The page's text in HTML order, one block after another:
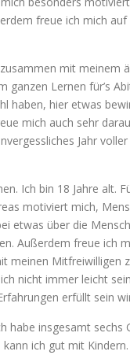
freue ich mich
mit meinem
ganzen Lernen für’s
haben, hier etwas
mich auch sehr
Jahr
Ich bin 18 Jahre alt.
motiviert mich,
etwas über die
Außerdem freue ich
meinen Mitfreiwilligen
nicht immer leicht
erfüllt sein
habe insgesamt sechs
ich gut mit